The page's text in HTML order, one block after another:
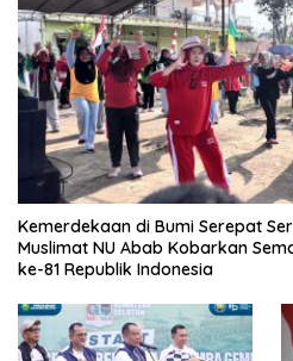
Kemerdekaan di Bumi Serepat
Muslimat NU Abab Kobarkan
ke-81 Republik Indonesia